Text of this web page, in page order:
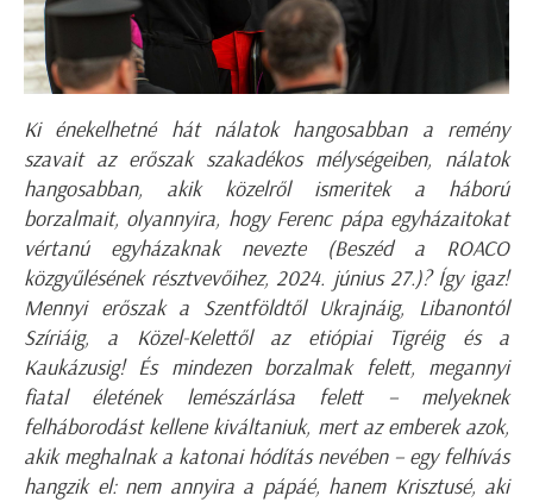
Ki énekelhetné hát nálatok hangosabban a remény
szavait az erőszak szakadékos mélységeiben, nálatok
hangosabban, akik közelről ismeritek a háború
borzalmait, olyannyira, hogy Ferenc pápa egyházaitokat
vértanú egyházaknak nevezte (Beszéd a ROACO
közgyűlésének résztvevőihez, 2024. június 27.)? Így igaz!
Mennyi erőszak a Szentföldtől Ukrajnáig, Libanontól
Szíriáig, a Közel-Kelettől az etiópiai Tigréig és a
Kaukázusig! És mindezen borzalmak felett, megannyi
fiatal életének lemészárlása felett – melyeknek
felháborodást kellene kiváltaniuk, mert az emberek azok,
akik meghalnak a katonai hódítás nevében – egy felhívás
hangzik el: nem annyira a pápáé, hanem Krisztusé, aki